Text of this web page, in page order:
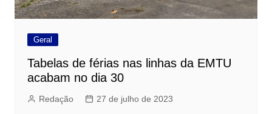
Geral
Tabelas de férias nas linhas da EMTU
acabam no dia 30
Redação 27 de julho de 2023